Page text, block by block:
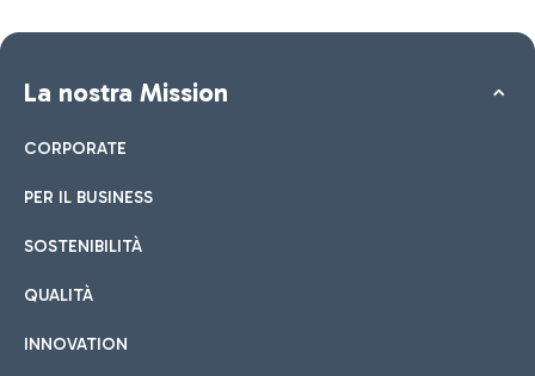
La nostra Mission
CORPORATE
PER IL BUSINESS
SOSTENIBILITÀ
QUALITÀ
INNOVATION